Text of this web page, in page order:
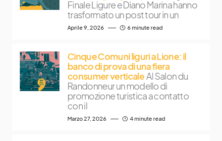
Finale Ligure e Diano Marina hanno
trasformato un post tour in un
Aprile 9, 2026 6 minute read
Cinque Comuni liguri a Lione: il
banco di prova di una fiera
consumer verticale Al Salon du
Randonneur un modello di
promozione turistica a contatto
con il
Marzo 27, 2026 4 minute read